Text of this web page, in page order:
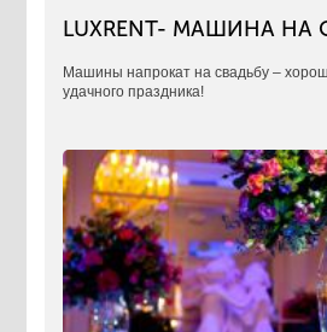
LUXRENT- МАШИНА НА
​Машины напрокат на свадьбу –
удачного праздника!